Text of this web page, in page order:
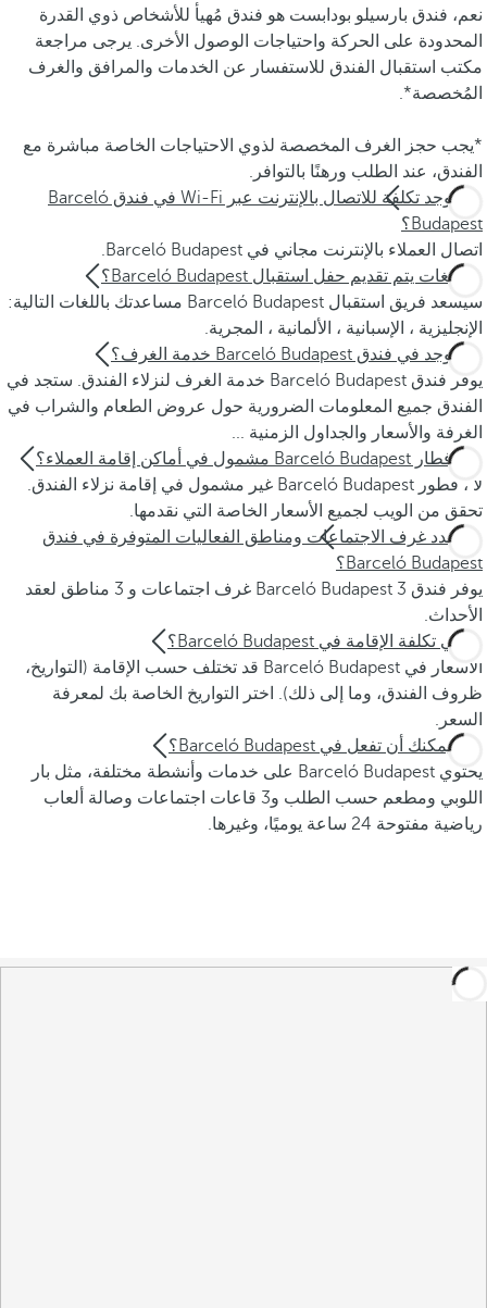
نعم، فندق بارسيلو بودابست هو فندق مُهيأ للأشخاص ذوي القدرة
المحدودة على الحركة واحتياجات الوصول الأخرى. يرجى مراجعة
مكتب استقبال الفندق للاستفسار عن الخدمات والمرافق والغرف
المُخصصة*.
*يجب حجز الغرف المخصصة لذوي الاحتياجات الخاصة مباشرة مع
الفندق، عند الطلب ورهنًا بالتوافر.
هل يوجد تكلفة للاتصال بالإنترنت عبر Wi-Fi في فندق Barceló
Budapest؟
اتصال العملاء بالإنترنت مجاني في Barceló Budapest.
بأي لغات يتم تقديم حفل استقبال Barceló Budapest؟
سيسعد فريق استقبال Barceló Budapest مساعدتك باللغات التالية:
الإنجليزية ، الإسبانية ، الألمانية ، المجرية.
هل يوجد في فندق Barceló Budapest خدمة الغرف؟
يوفر فندق Barceló Budapest خدمة الغرف لنزلاء الفندق. ستجد في
الفندق جميع المعلومات الضرورية حول عروض الطعام والشراب في
الغرفة والأسعار والجداول الزمنية ...
هل إفطار Barceló Budapest مشمول في أماكن إقامة العملاء؟
لا ، فطور Barceló Budapest غير مشمول في إقامة نزلاء الفندق.
تحقق من الويب لجميع الأسعار الخاصة التي نقدمها.
كم عدد غرف الاجتماعات ومناطق الفعاليات المتوفرة في فندق
Barceló Budapest؟
يوفر فندق Barceló Budapest 3 غرف اجتماعات و 3 مناطق لعقد
الأحداث.
ما هي تكلفة الإقامة في Barceló Budapest؟
الأسعار في Barceló Budapest قد تختلف حسب الإقامة (التواريخ،
ظروف الفندق، وما إلى ذلك). اختر التواريخ الخاصة بك لمعرفة
السعر.
ماذا يمكنك أن تفعل في Barceló Budapest؟
يحتوي Barceló Budapest على خدمات وأنشطة مختلفة، مثل بار
اللوبي ومطعم حسب الطلب و3 قاعات اجتماعات وصالة ألعاب
رياضية مفتوحة 24 ساعة يوميًا، وغيرها.